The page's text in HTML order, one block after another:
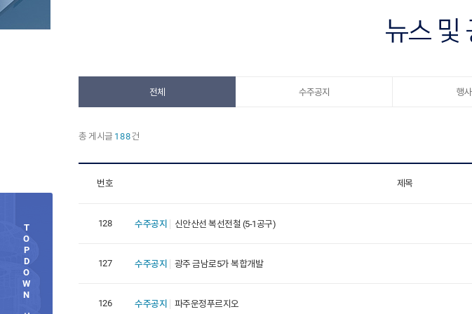
T
O
P
D
O
W
N
뉴스 및
전체 수주공지 행
총 게시글 188건
번호 제목
128 수주공지 신안산선 복선전철 (5-1공구)
127 수주공지 광주 금남로5가 복합개발
126 수주공지 파주운정푸르지오